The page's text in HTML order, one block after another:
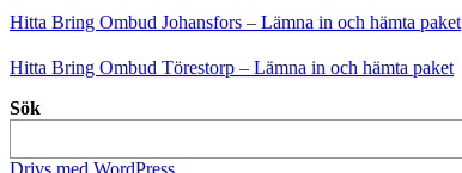
Hitta Bring Ombud Johansfors – Lämna in och hämta paket
Hitta Bring Ombud Törestorp – Lämna in och hämta paket
Sök